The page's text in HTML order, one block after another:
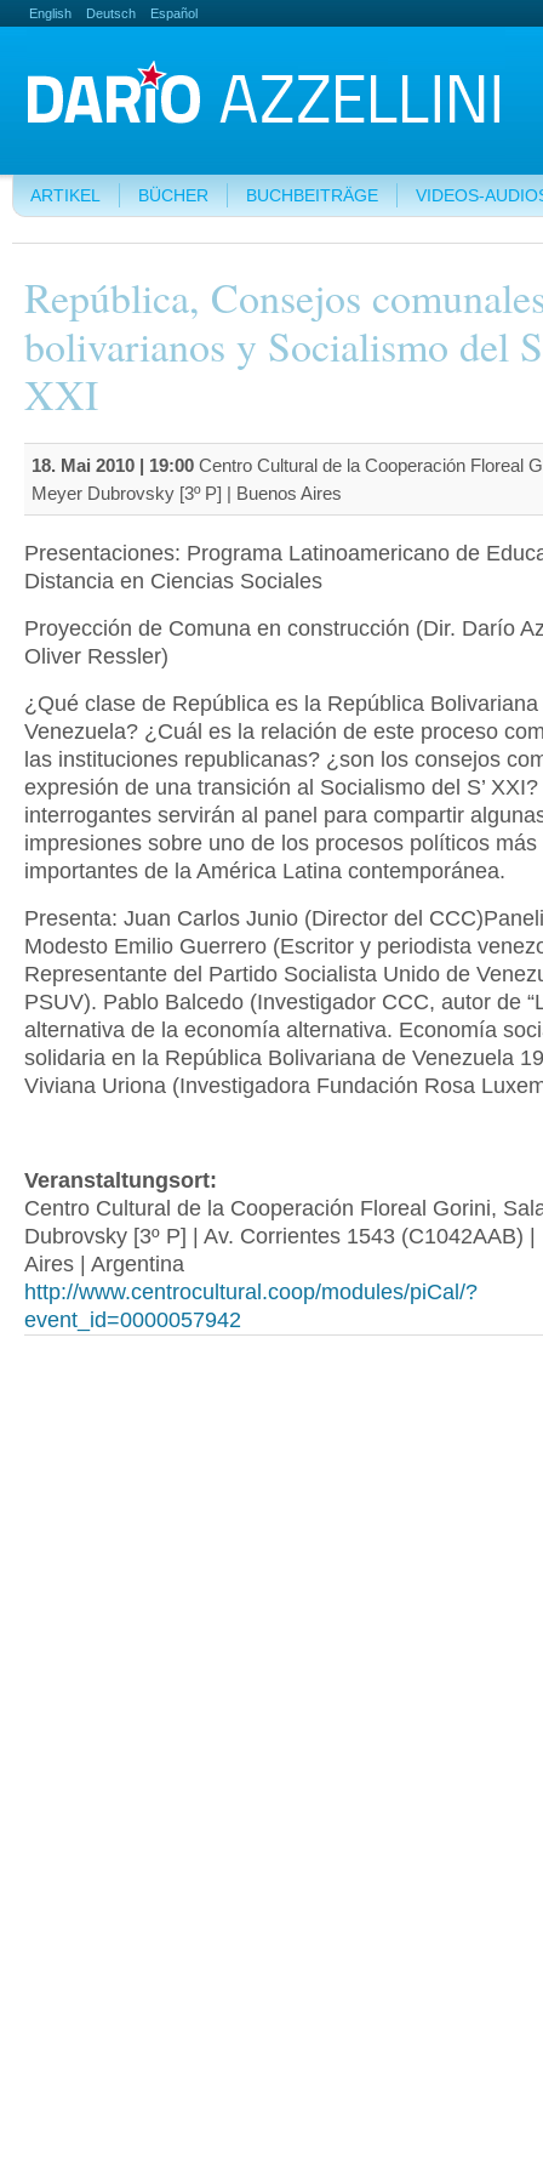
English Deutsch Español
ARTIKEL BÜCHER BUCHBEITRÄGE VIDEOS-
República, Consejos
bolivarianos y Socialismo del
XXI
18. Mai 2010 | 19:00 Centro Cultural de la Cooperación Floreal
Meyer Dubrovsky [3º P] | Buenos Aires
Presentaciones: Programa Latinoamericano de
Distancia en Ciencias Sociales
Proyección de Comuna en construcción (Dir. Darío
Oliver Ressler)
¿Qué clase de República es la República Bolivariana
Venezuela? ¿Cuál es la relación de este proceso
las instituciones republicanas? ¿son los consejos
expresión de una transición al Socialismo del S’
interrogantes servirán al panel para compartir
impresiones sobre uno de los procesos políticos más
importantes de la América Latina contemporánea.
Presenta: Juan Carlos Junio (Director del
Modesto Emilio Guerrero (Escritor y periodista
Representante del Partido Socialista Unido de
PSUV). Pablo Balcedo (Investigador CCC, autor de
alternativa de la economía alternativa. Economía
solidaria en la República Bolivariana de Venezuela
Viviana Uriona (Investigadora Fundación Rosa
Veranstaltungsort:
Centro Cultural de la Cooperación Floreal Gorini,
Dubrovsky [3º P] | Av. Corrientes 1543 (C1042AAB) |
Aires | Argentina
http://www.centrocultural.coop/modules/piCal/?
event_id=0000057942